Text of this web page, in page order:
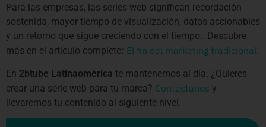
Para las empresas, las series web significan recordación
sostenida, mayor tiempo de visualización, datos accionables
y un retorno que sigue creciendo con el tiempo.. Descubre
más en el artículo completo: El fin del marketing tradicional.
En 2btube Latinaomérica te mantenemos al día. ¿Quieres
crear una serie web para tu marca? Contáctanos y
llevaremos tu contenido al siguiente nivel.